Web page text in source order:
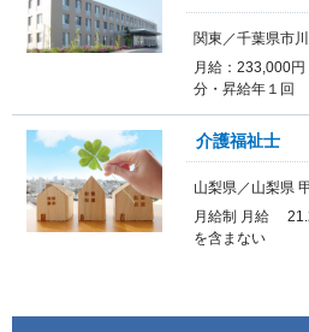
関東／千葉県市
月給：233,000
分・昇給年１回
介護福祉士
山梨県／山梨県
月給制 月給
を含まない